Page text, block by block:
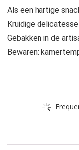
Als een hartige
Kruidige delicatesse
Gebakken in de
Bewaren: